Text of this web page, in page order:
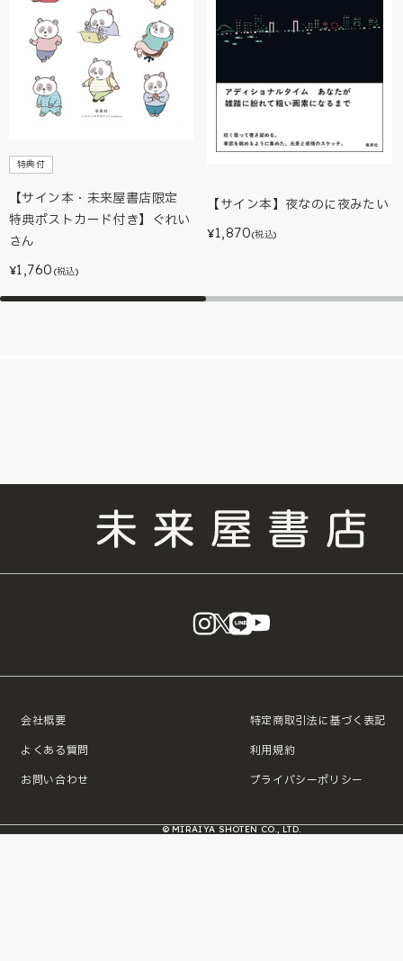
特典付
【サイン本・未来屋書店限定
特典ポストカード付き】ぐれい
さん
¥1,760 (税込)
【サイン本】夜なのに夜みたい
¥1,870(税込)
instagram
X LINE
会社概要
よくある質問
お問い合わせ
特定商取引法に基づく表記
利用規約
プライバシーポリシー
© MIRAIYA SHOTEN CO., LTD.